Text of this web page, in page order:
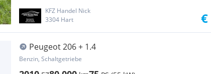
KFZ Handel Nick
3304 Hart
€
Peugeot 206 + 1.4
Benzin, Schaltgetriebe